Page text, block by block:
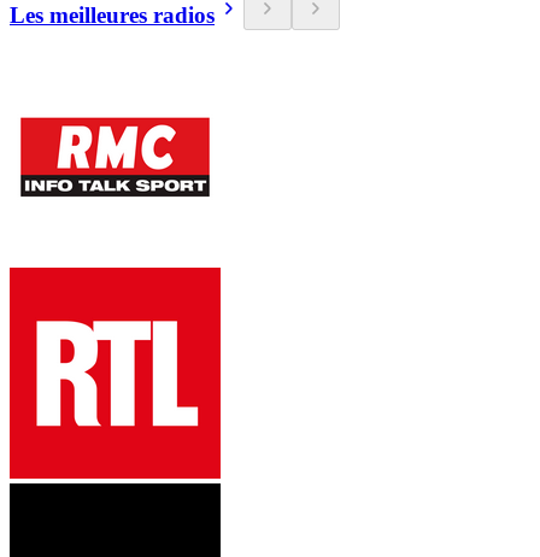
Les meilleures radios